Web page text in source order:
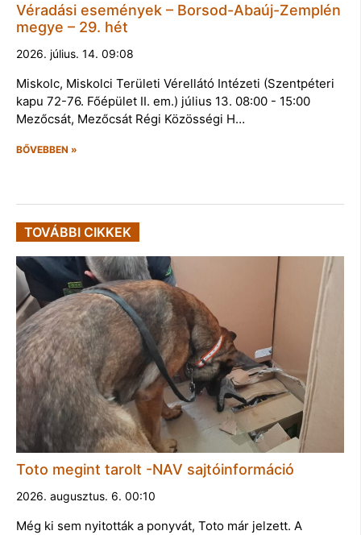
Véradási események – Borsod-Abaúj-Zemplén
megye – 29. hét
2026. július. 14. 09:08
Miskolc, Miskolci Területi Vérellátó Intézeti (Szentpéteri
kapu 72-76. Főépület II. em.) július 13. 08:00 - 15:00
Mezőcsát, Mezőcsát Régi Közösségi H…
BŐVEBBEN »
TOVÁBBI CIKKEK
Toto megint tarolt -NAV sajtóinformáció
2026. augusztus. 6. 00:10
Még ki sem nyitották a ponyvát, Toto már jelzett. A